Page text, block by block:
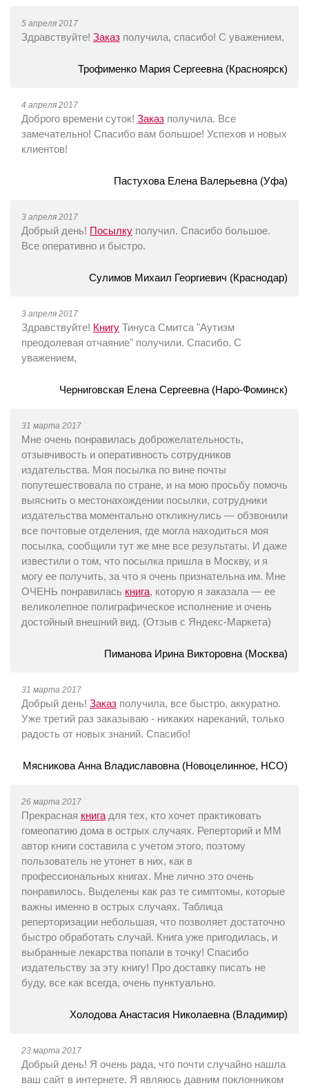
5 апреля 2017
Здравствуйте! Заказ получила, спасибо! С уважением,
Трофименко Мария Сергеевна (Красноярск)
4 апреля 2017
Доброго времени суток! Заказ получила. Все
замечательно! Спасибо вам большое! Успехов и новых
клиентов!
Пастухова Елена Валерьевна (Уфа)
3 апреля 2017
Добрый день! Посылку получил. Спасибо большое.
Все оперативно и быстро.
Сулимов Михаил Георгиевич (Краснодар)
3 апреля 2017
Здравствуйте! Книгу Тинуса Смитса "Аутизм
преодолевая отчаяние" получили. Спасибо. С
уважением,
Черниговская Елена Сергеевна (Наро-Фоминск)
31 марта 2017
Мне очень понравилась доброжелательность,
отзывчивость и оперативность сотрудников
издательства. Моя посылка по вине почты
попутешествовала по стране, и на мою просьбу помочь
выяснить о местонахождении посылки, сотрудники
издательства моментально откликнулись — обзвонили
все почтовые отделения, где могла находиться моя
посылка, сообщили тут же мне все результаты. И даже
известили о том, что посылка пришла в Москву, и я
могу ее получить, за что я очень признательна им. Мне
ОЧЕНЬ понравилась книга, которую я заказала — ее
великолепное полиграфическое исполнение и очень
достойный внешний вид. (Отзыв c Яндекс-Маркета)
Пиманова Ирина Викторовна (Москва)
31 марта 2017
Добрый день! Заказ получила, все быстро, аккуратно.
Уже третий раз заказываю - никаких нареканий, только
радость от новых знаний. Спасибо!
Мясникова Анна Владиславовна (Новоцелинное, НСО)
26 марта 2017
Прекрасная книга для тех, кто хочет практиковать
гомеопатию дома в острых случаях. Реперторий и ММ
автор книги составила с учетом этого, поэтому
пользователь не утонет в них, как в
профессиональных книгах. Мне лично это очень
понравилось. Выделены как раз те симптомы, которые
важны именно в острых случаях. Таблица
реперторизации небольшая, что позволяет достаточно
быстро обработать случай. Книга уже пригодилась, и
выбранные лекарства попали в точку! Спасибо
издательству за эту книгу! Про доставку писать не
буду, все как всегда, очень пунктуально.
Холодова Анастасия Николаевна (Владимир)
23 марта 2017
Добрый день! Я очень рада, что почти случайно нашла
ваш сайт в интернете. Я являюсь давним поклонником